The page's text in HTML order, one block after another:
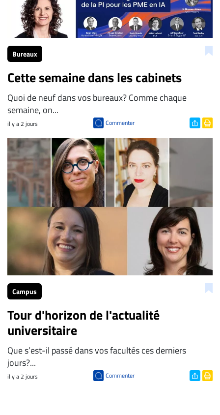
Bureaux
Cette semaine dans les cabinets
Quoi de neuf dans vos bureaux? Comme chaque
semaine, on...
il y a 2 jours Commenter
Campus
Tour d'horizon de l'actualité
universitaire
Que s’est-il passé dans vos facultés ces derniers
jours?...
il y a 2 jours Commenter